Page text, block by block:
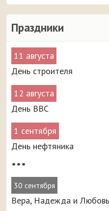
Праздники
11 августа
День строителя
12 августа
День ВВС
1 сентября
День нефтяника
•••
30 сентября
Вера, Надежда и Любовь